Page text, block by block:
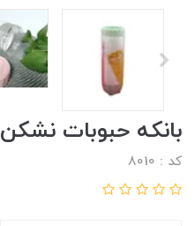
بانکه حبوبات نشکن W آریسام
کد : 8010